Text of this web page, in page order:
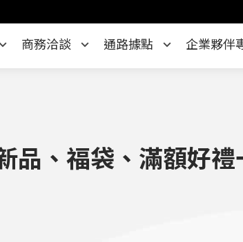
商務洽談 通路據點 企業夥伴
品、福袋、滿額好禮